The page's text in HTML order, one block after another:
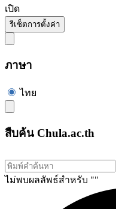
เปิด
รีเซ็ตการตั้งค่า
ภาษา
ไทย
สืบค้น Chula.ac.th
ไม่พบผลลัพธ์สำหรับ ""